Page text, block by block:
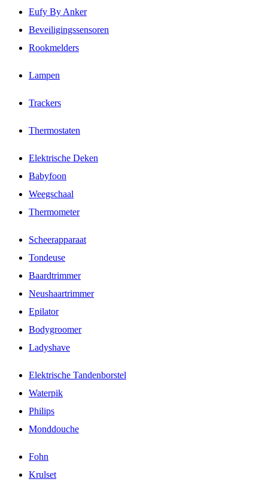
Eufy By Anker
Beveiligingssensoren
Rookmelders
Lampen
Trackers
Thermostaten
Elektrische Deken
Babyfoon
Weegschaal
Thermometer
Scheerapparaat
Tondeuse
Baardtrimmer
Neushaartrimmer
Epilator
Bodygroomer
Ladyshave
Elektrische Tandenborstel
Waterpik
Philips
Monddouche
Fohn
Krulset